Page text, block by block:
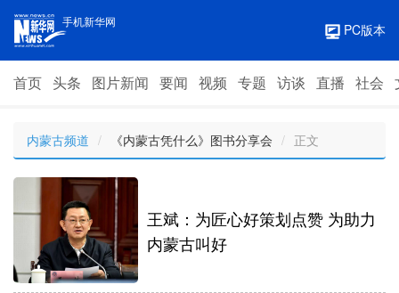
手机新华网 PC版本
首页 头条 图片新闻 要闻 视频 专题 访谈 直播 社会
内蒙古频道 / 《内蒙古凭什么》图书分享会 / 正文
王斌：为匠心好策划点赞 为助力
内蒙古叫好